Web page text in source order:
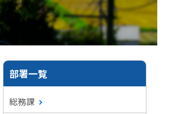
部署一覧
総務課